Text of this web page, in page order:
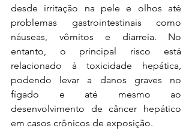
desde irritação na pele e olhos até
problemas gastrointestinais como
náuseas, vômitos e diarreia. No
entanto, o principal risco está
relacionado à toxicidade hepática,
podendo levar a danos graves no
fígado e até mesmo ao
desenvolvimento de câncer hepático
em casos crônicos de exposição.